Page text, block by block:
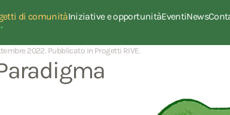
di comunitàIniziative e opportunitàEventiNews
2022. Pubblicato in Progetti RIVE.